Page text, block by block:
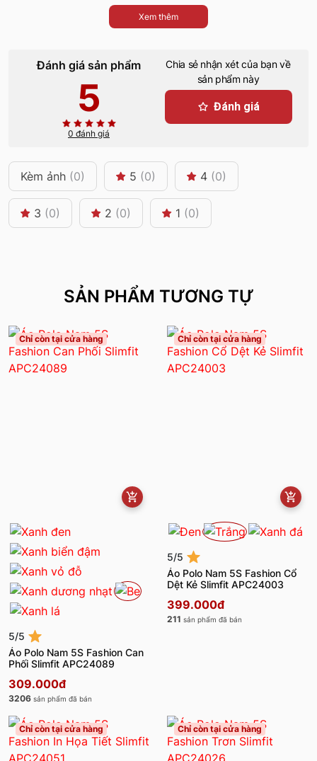
Xem thêm
Đánh giá sản phẩm
5
0 đánh giá
Chia sẻ nhận xét của bạn về
sản phẩm này
Đánh giá
Kèm ảnh (0) 5 (0) 4 (0)
3 (0) 2 (0) 1 (0)
SẢN PHẨM TƯƠNG TỰ
Chỉ còn tại cửa hàng
5/5
Áo Polo Nam 5S Fashion Can
Phối Slimfit APC24089
309.000đ
3206 sản phẩm đã bán
Chỉ còn tại cửa hàng
5/5
Áo Polo Nam 5S Fashion Cổ
Dệt Kẻ Slimfit APC24003
399.000đ
211 sản phẩm đã bán
Chỉ còn tại cửa hàng Chỉ còn tại cửa hàng